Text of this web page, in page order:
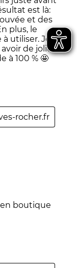
est là:
et des
plus, le
utiliser. Je
de jolies
à 100 % 🤩
rocher.fr
boutique